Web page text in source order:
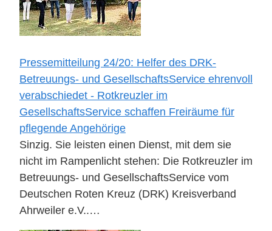
Pressemitteilung 24/20: Helfer des DRK-
Betreuungs- und GesellschaftsService ehrenvoll
verabschiedet - Rotkreuzler im
GesellschaftsService schaffen Freiräume für
pflegende Angehörige
Sinzig. Sie leisten einen Dienst, mit dem sie
nicht im Rampenlicht stehen: Die Rotkreuzler im
Betreuungs- und GesellschaftsService vom
Deutschen Roten Kreuz (DRK) Kreisverband
Ahrweiler e.V..…